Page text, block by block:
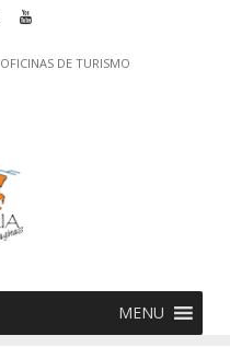
OFICINAS DE TURISMO
MENU